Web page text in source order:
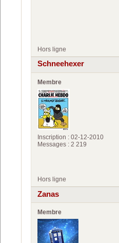
Hors ligne
Schneehexer
Membre
Inscription : 02-12-2010
Messages : 2 219
Hors ligne
Zanas
Membre